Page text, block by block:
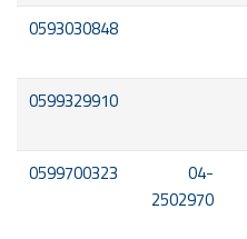
0593030848
0599329910
04-
2502970
0599700323